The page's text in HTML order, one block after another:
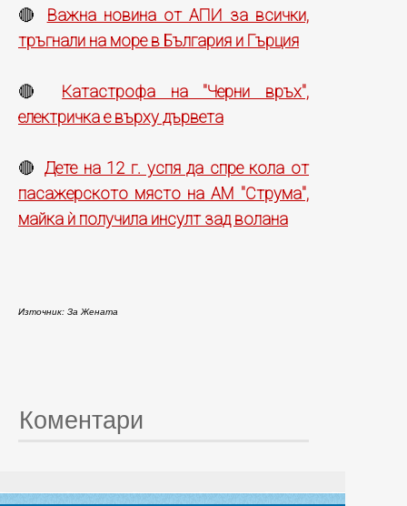
🔴 Важна новина от АПИ за всички,
тръгнали на море в България и Гърция
🔴 Катастрофа на "Черни връх",
електричка е върху дървета
🔴 Дете на 12 г. успя да спре кола от
пасажерското място на АМ "Струма",
майка ѝ получила инсулт зад волана
Източник: За Жената
Коментари